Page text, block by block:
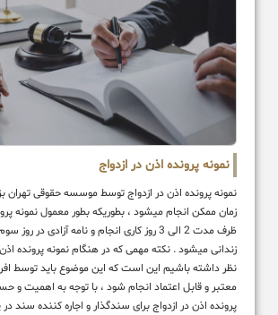
نمونه پرونده اذن در ازدواج
نمونه پرونده اذن در ازدواج توسط موسسه حقوقی تهران
زمان ممکن انجام میشود ، بطوریکه بطور معمول نمونه
ظرف مدت 2 الی 3 روز کاری انجام و نامه آزادی در
زندانی میشود . نکته مهمی که در هنگام نمونه پرونده اذن
نظر داشته باشیم این است که این موضوع باید توسط
معتبر و قابل اعتماد انجام شود ، با توجه به اهمیت و
پرونده اذن در ازدواج برای سندگذار و اجاره کننده سند